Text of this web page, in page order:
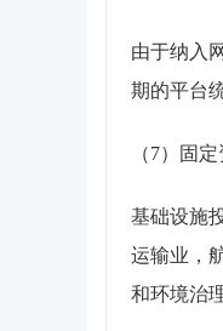
由于纳入
期的平台
（7）固
基础设施
运输业，
和环境治